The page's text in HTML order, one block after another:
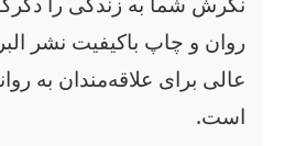
روان و چاپ باکیفیت نشر
عالی برای علاقه‌مندان به
است.